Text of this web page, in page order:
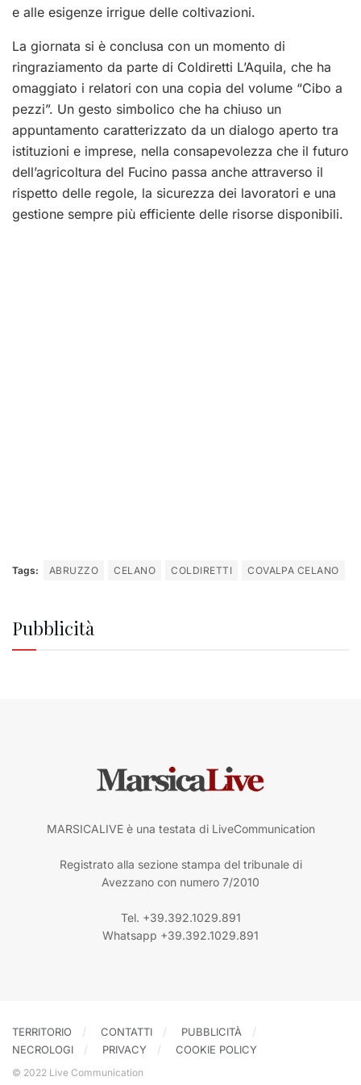
e alle esigenze irrigue delle coltivazioni.
La giornata si è conclusa con un momento di
ringraziamento da parte di Coldiretti L’Aquila, che ha
omaggiato i relatori con una copia del volume “Cibo a
pezzi”. Un gesto simbolico che ha chiuso un
appuntamento caratterizzato da un dialogo aperto tra
istituzioni e imprese, nella consapevolezza che il futuro
dell’agricoltura del Fucino passa anche attraverso il
rispetto delle regole, la sicurezza dei lavoratori e una
gestione sempre più efficiente delle risorse disponibili.
Tags: ABRUZZO CELANO COLDIRETTI COVALPA CELANO
Pubblicità
MARSICALIVE è una testata di LiveCommunication
Registrato alla sezione stampa del tribunale di
Avezzano con numero 7/2010
Tel. +39.392.1029.891
Whatsapp +39.392.1029.891
TERRITORIO CONTATTI
PUBBLICITÀ
NECROLOGI
PRIVACY COOKIE POLICY
© 2022 Live Communication